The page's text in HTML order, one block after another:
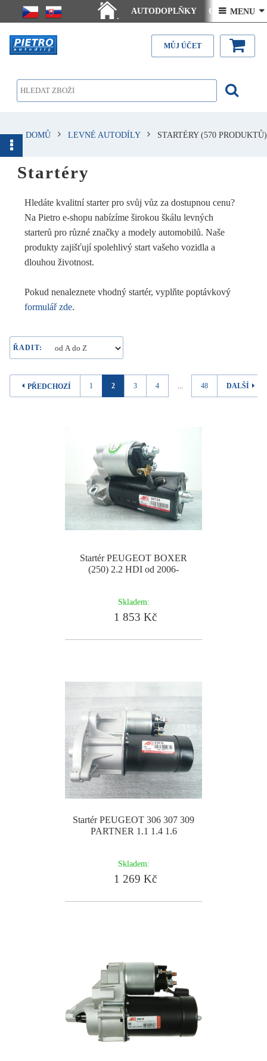
.
AUTODOPLŇKY Ceny doručení
Články - návody Kontakt
 MENU 
MŮJ ÚČET
DOMŮ LEVNÉ AUTODÍLY STARTÉRY(570 PRODUKTŮ)
Startéry
Hledáte kvalitní starter pro svůj vůz za dostupnou cenu?
Na Pietro e-shopu nabízíme širokou škálu levných
starterů pro různé značky a modely automobilů. Naše
produkty zajišťují spolehlivý start vašeho vozidla a
dlouhou životnost.
Pokud nenaleznete vhodný startér, vyplňte poptávkový
formulář zde.
ŘADIT:
PŘEDCHOZÍ 1 2 3 4 ... 48 DALŠÍ
Startér PEUGEOT BOXER
(250) 2.2 HDI od 2006-
Skladem:
1 853 Kč
Startér PEUGEOT 306 307 309
PARTNER 1.1 1.4 1.6
Skladem:
1 269 Kč